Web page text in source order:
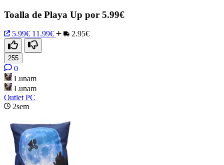
Toalla de Playa Up por 5.99€
5.99€ 11.99€ 2.95€
255
0
Lunam
Lunam
Outlet PC
2sem